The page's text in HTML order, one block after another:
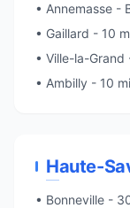
• Annemasse -
• Gaillard - 10
• Ville-la-Grand
• Ambilly - 10
Haute-
• Bonneville -